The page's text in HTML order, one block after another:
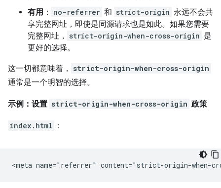
有用 ： no-referrer 和 strict-origin 永远不会共
享完整网址，即使是同源请求也是如此。如果您需要
完整网址，
strict-origin-when-cross-origin 是
更好的选择。
这一切都意味着， strict-origin-when-cross-origin
通常是一个明智的选择。
示例：设置 strict-origin-when-cross-origin 政策
index.html ：